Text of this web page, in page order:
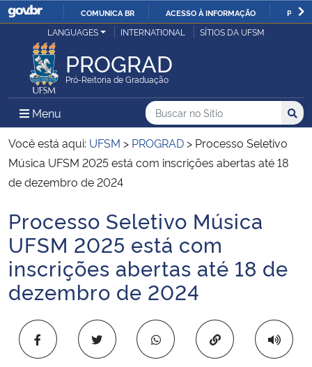
IR
O
COMUNICA BR ACESSO À INFORMAÇÃO
Ministério da Justiça e Segurança Pública
Ministério da Defesa
Ministério das Relações Exteriores
Ministério da Economia
Ministério da Infraestrutura
Ministério da Agricultura, Pecuária e Abastecimento
Ministério da Educação
Ministério da Cidadania
Ministério da Saúde
LANGUAGES INTERNATIONAL SÍTIOS DA UFSM
PROGRAD
Pró-Reitoria de Graduação
Menu Menu Principal do Sítio
Busca
Buscar no no Sítio
Busca:
Você está aqui: UFSM > PROGRAD > Processo Seletivo
Música UFSM 2025 está com inscrições abertas até 18
de dezembro de 2024
Início do conteúdo
Processo Seletivo Música
UFSM 2025 está com
inscrições abertas até 18 de
dezembro de 2024
Copiar para área